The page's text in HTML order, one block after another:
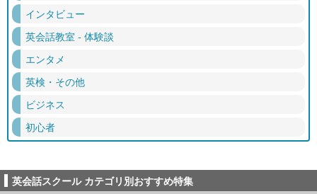
インタビュー
英会話教室 - 体験談
エンタメ
英検・その他
ビジネス
初心者
英会話スクール カテゴリ別おすすめ特集